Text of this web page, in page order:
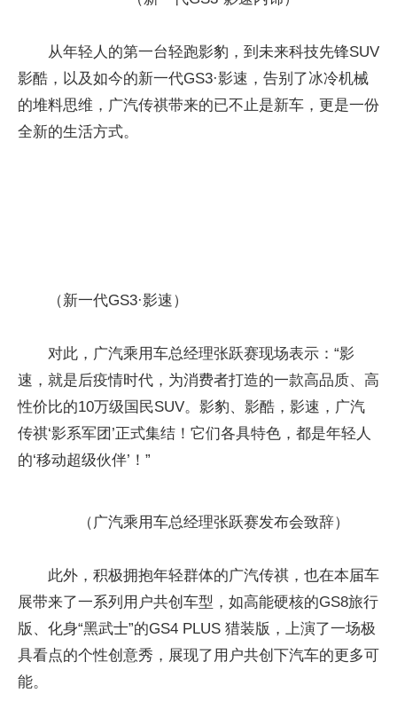
从年轻人的第一台轻跑影豹，到未来科技先锋SUV
影酷，以及如今的新一代GS3·影速，告别了冰冷机械
的堆料思维，广汽传祺带来的已不止是新车，更是一份
全新的生活方式。
（新一代GS3·影速）
对此，广汽乘用车总经理张跃赛现场表示：“影
速，就是后疫情时代，为消费者打造的一款高品质、高
性价比的10万级国民SUV。影豹、影酷，影速，广汽
传祺‘影系军团’正式集结！它们各具特色，都是年轻人
的‘移动超级伙伴’！”
（广汽乘用车总经理张跃赛发布会致辞）
此外，积极拥抱年轻群体的广汽传祺，也在本届车
展带来了一系列用户共创车型，如高能硬核的GS8旅行
版、化身“黑武士”的GS4 PLUS 猎装版，上演了一场极
具看点的个性创意秀，展现了用户共创下汽车的更多可
能。